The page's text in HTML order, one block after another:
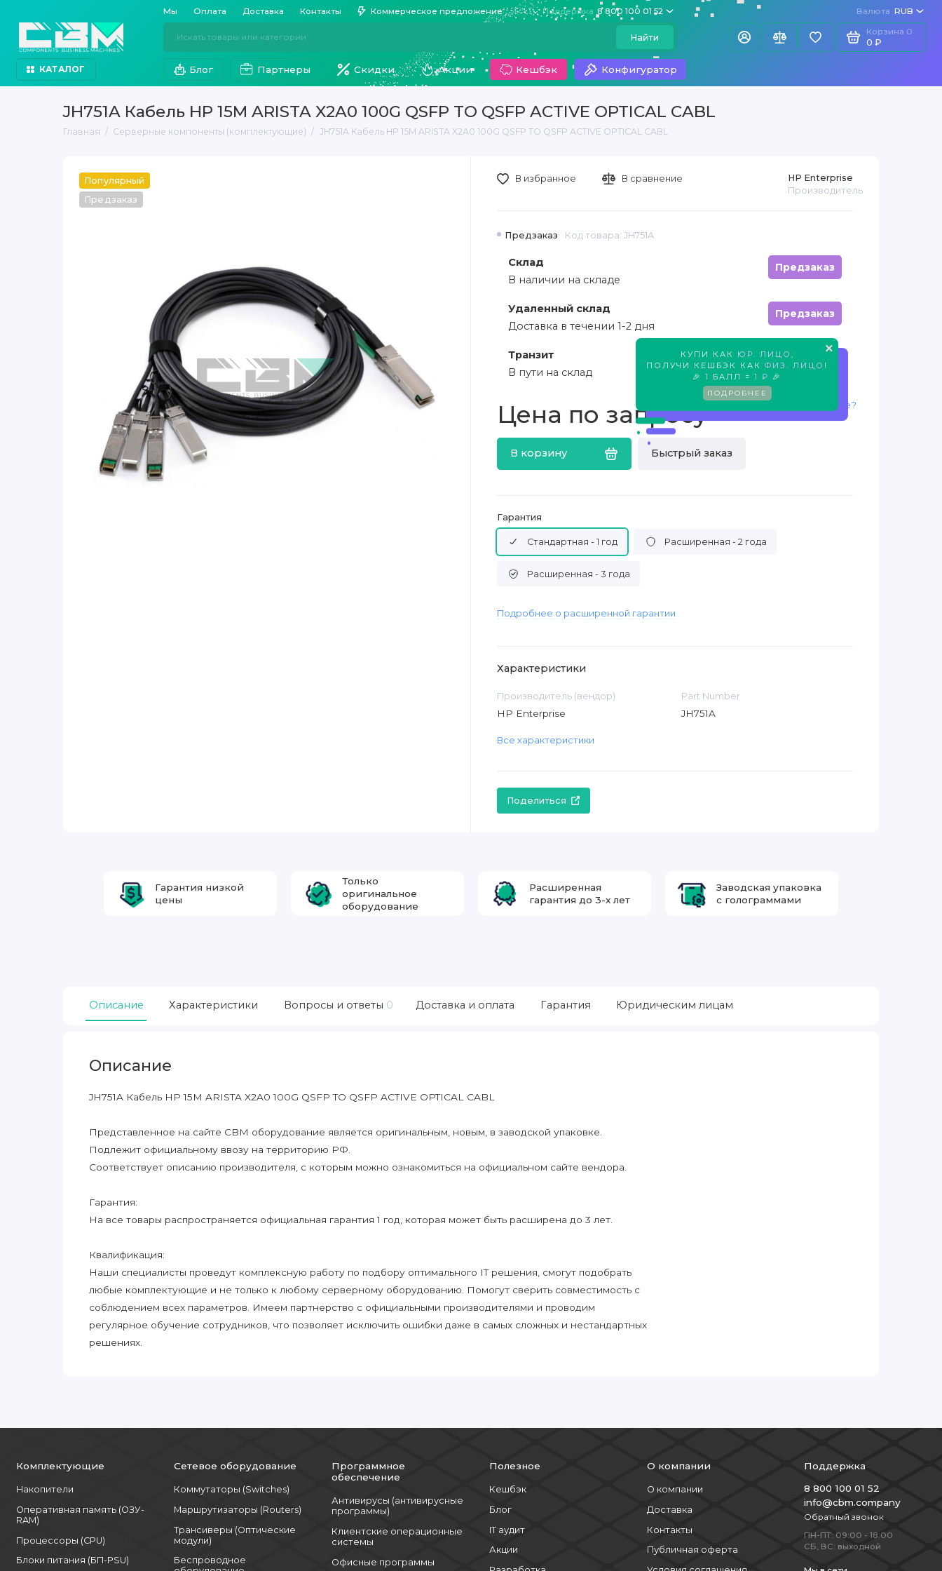
Мы Оплата Доставка Контакты Коммерческое предложение Поддержка 8 800 100 01 52 Валюта RUB
Найти
Корзина 0
0 ₽
КАТАЛОГ Блог Партнеры Скидки Акции Кешбэк Конфигуратор
JH751A Кабель HP 15M ARISTA X2A0 100G QSFP TO QSFP ACTIVE OPTICAL CABL
Главная Серверные компоненты (комплектующие) JH751A Кабель HP 15M ARISTA X2A0 100G QSFP TO QSFP ACTIVE OPTICAL CABL
Популярный
Предзаказ
×
КУПИ КАК ЮР. ЛИЦО
ПОЛУЧИ КЕШБЭК КАК ФИЗ. ЛИЦО !
🎉 1 БАЛЛ = 1 ₽ 🎉
ПОДРОБНЕЕ
Предзаказ Код товара: JH751A
HP Enterprise
Производитель
Склад
Предзаказ
В наличии на складе
Удаленный склад
Предзаказ
Доставка в течении 1-2 дня
Транзит
Предзаказ
В пути на склад
Цена по запросу
В корзину Быстрый заказ
Нашли дешевле?
В избранное В сравнение
Гарантия
Стандартная - 1 год Расширенная - 2 года
Расширенная - 3 года
Подробнее о расширенной гарантии
Характеристики
Производитель (вендор)
HP Enterprise
Part Number
JH751A
Все характеристики
Поделиться
Гарантия низкой
цены
Только
оригинальное
оборудование
Расширенная
гарантия до 3-х лет
Заводская упаковка
с голограммами
Описание Характеристики Вопросы и ответы 0 Доставка и оплата Гарантия Юридическим лицам
Описание
JH751A Кабель HP 15M ARISTA X2A0 100G QSFP TO QSFP ACTIVE OPTICAL CABL
Представленное на сайте CBM оборудование является оригинальным, новым, в заводской упаковке.
Подлежит официальному ввозу на территорию РФ.
Соответствует описанию производителя, с которым можно ознакомиться на официальном сайте вендора.
Гарантия:
На все товары распространяется официальная гарантия 1 год, которая может быть расширена до 3 лет.
Квалификация:
Наши специалисты проведут комплексную работу по подбору оптимального IT решения, смогут подобрать
любые комплектующие и не только к любому серверному оборудованию. Помогут сверить совместимость с
соблюдением всех параметров. Имеем партнерство с официальными производителями и проводим
регулярное обучение сотрудников, что позволяет исключить ошибки даже в самых сложных и нестандартных
решениях.
Комплектующие
Накопители
Оперативная память (ОЗУ-
RAM)
Процессоры (CPU)
Блоки питания (БП-PSU)
Сетевое оборудование
Коммутаторы (Switches)
Маршрутизаторы (Routers)
Трансиверы (Оптические
модули)
Беспроводное
Программное
обеспечение
Антивирусы (антивирусные
программы)
Клиентские операционные
системы
Офисные программы
Полезное
Кешбэк
Блог
IT аудит
Акции
О компании
О компании
Доставка
Контакты
Публичная оферта
Поддержка
8 800 100 01 52
info@cbm.company
Обратный звонок
ПН-ПТ: 09:00 - 18:00
СБ, ВС: выходной